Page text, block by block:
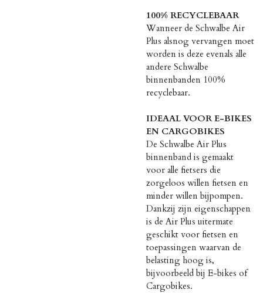
100% RECYCLEBAAR
Wanneer de Schwalbe Air
Plus alsnog vervangen moet
worden is deze evenals alle
andere Schwalbe
binnenbanden 100%
recyclebaar.
IDEAAL VOOR E-BIKES
EN CARGOBIKES
De Schwalbe Air Plus
binnenband is gemaakt
voor alle fietsers die
zorgeloos willen fietsen en
minder willen bijpompen.
Dankzij zijn eigenschappen
is de Air Plus uitermate
geschikt voor fietsen en
toepassingen waarvan de
belasting hoog is,
bijvoorbeeld bij E-bikes of
Cargobikes.